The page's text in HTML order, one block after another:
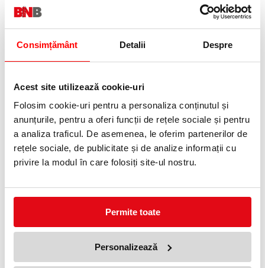
Consimțământ Detalii Despre
Acest site utilizează cookie-uri
Folosim cookie-uri pentru a personaliza conținutul și
anunțurile, pentru a oferi funcții de rețele sociale și pentru
a analiza traficul. De asemenea, le oferim partenerilor de
rețele sociale, de publicitate și de analize informații cu
privire la modul în care folosiți site-ul nostru.
Permite toate
Personalizează
Livrare gratuita
Adauga in wishlist
Gama Sonnet este lansata in anul 1994 si este un remake in
varianta moderna a legendarului Vacumatic din 1933, care
inglobeaza pentru prima data clipul in forma de sageata, o
emblema incontestabila a marcii de peste ocean. Aceasta colectie
face legatura dintre trecut si prezent fiind considerata o veritabila
din faima si stralucirea casei producatoare de instrumente de
scris Parker.
· Corp superior din otel inoxidabil cizelat cu model inspirat de
impresiile calatoriilor noastre. Insertiile sunt realizate prin gravura
cu acid
· Accesorii din alama placate cu aur de 23K. Clip din otel
inoxidabil placat cu aur de 23K
· Mecanism Twist (prin rasucire)